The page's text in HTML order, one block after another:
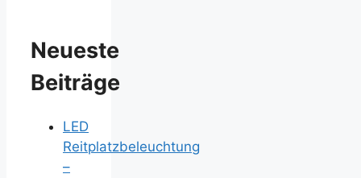
Neueste
Beiträge
LED
Reitplatzbeleuchtung
–